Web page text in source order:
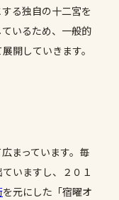
る独自の十二宮を
いるため、一般的
開していきます。
まっています。毎
いますし、２０１
を元にした「宿曜オ